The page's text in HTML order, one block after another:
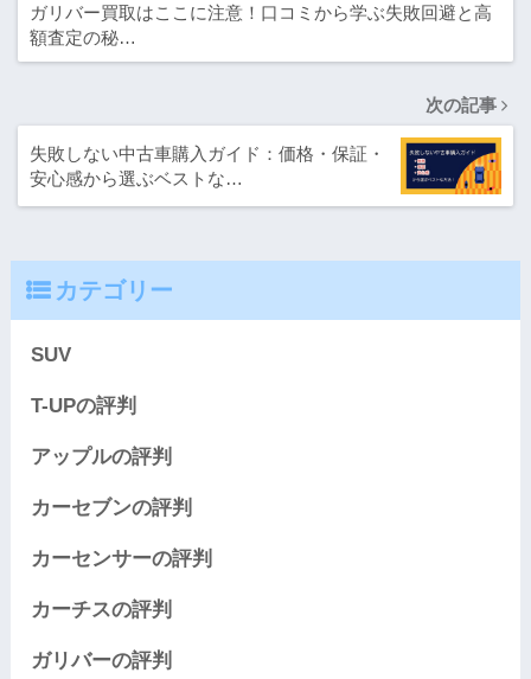
ガリバー買取はここに注意！口コミから学ぶ失敗回避と高
額査定の秘…
次の記事
失敗しない中古車購入ガイド：価格・保証・
安心感から選ぶベストな…
カテゴリー
SUV
T-UPの評判
アップルの評判
カーセブンの評判
カーセンサーの評判
カーチスの評判
ガリバーの評判